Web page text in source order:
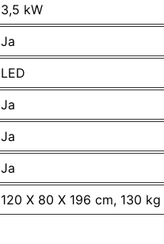
3,5 kW
Ja
LED
Ja
Ja
Ja
120 X 80 X 196 cm, 130 kg